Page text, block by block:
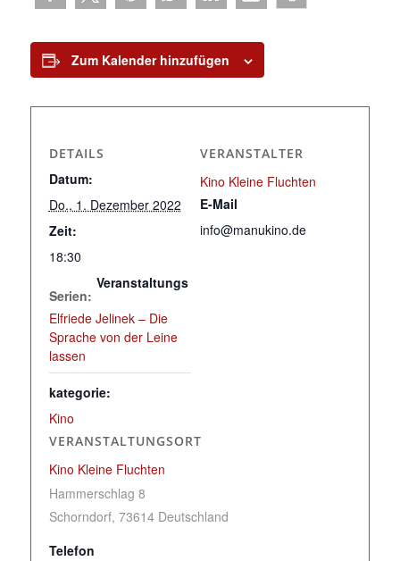
Zum Kalender hinzufügen
DETAILS
Datum:
Do., 1. Dezember 2022
Zeit:
18:30
Serien:
Elfriede Jelinek – Die
Sprache von der Leine
lassen
Veranstaltungs
kategorie:
Kino
VERANSTALTUNGSORT
Kino Kleine Fluchten
Hammerschlag 8
Schorndorf, 73614 Deutschland
Telefon
VERANSTALTER
Kino Kleine Fluchten
E-Mail
info@manukino.de